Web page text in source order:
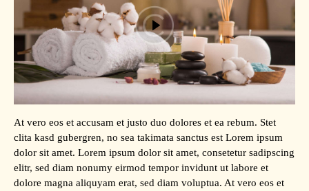
At vero eos et accusam et justo duo dolores et ea rebum. Stet
clita kasd gubergren, no sea takimata sanctus est Lorem ipsum
dolor sit amet. Lorem ipsum dolor sit amet, consetetur sadipscing
elitr, sed diam nonumy eirmod tempor invidunt ut labore et
dolore magna aliquyam erat, sed diam voluptua. At vero eos et